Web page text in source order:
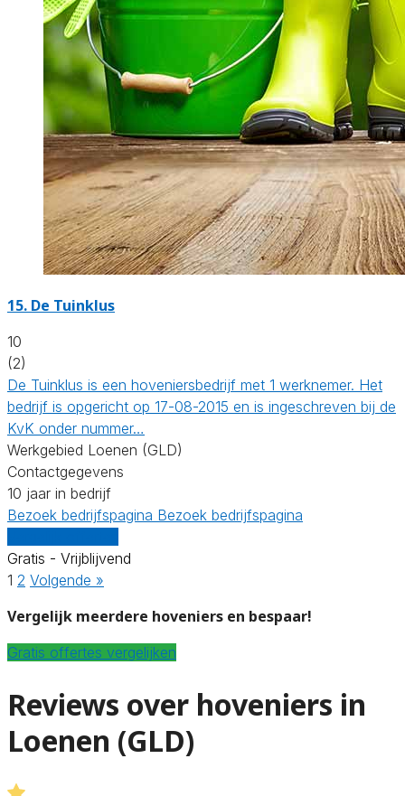
15. De Tuinklus
10
(2)
De Tuinklus is een hoveniersbedrijf met 1 werknemer. Het
bedrijf is opgericht op 17-08-2015 en is ingeschreven bij de
KvK onder nummer…
Werkgebied Loenen (GLD)
Contactgegevens
10 jaar in bedrijf
Bezoek bedrijfspagina Bezoek bedrijfspagina
Gratis - Vrijblijvend
1 2 Volgende »
Vergelijk meerdere hoveniers en bespaar!
Gratis offertes vergelijken
Reviews over hoveniers in
Loenen (GLD)